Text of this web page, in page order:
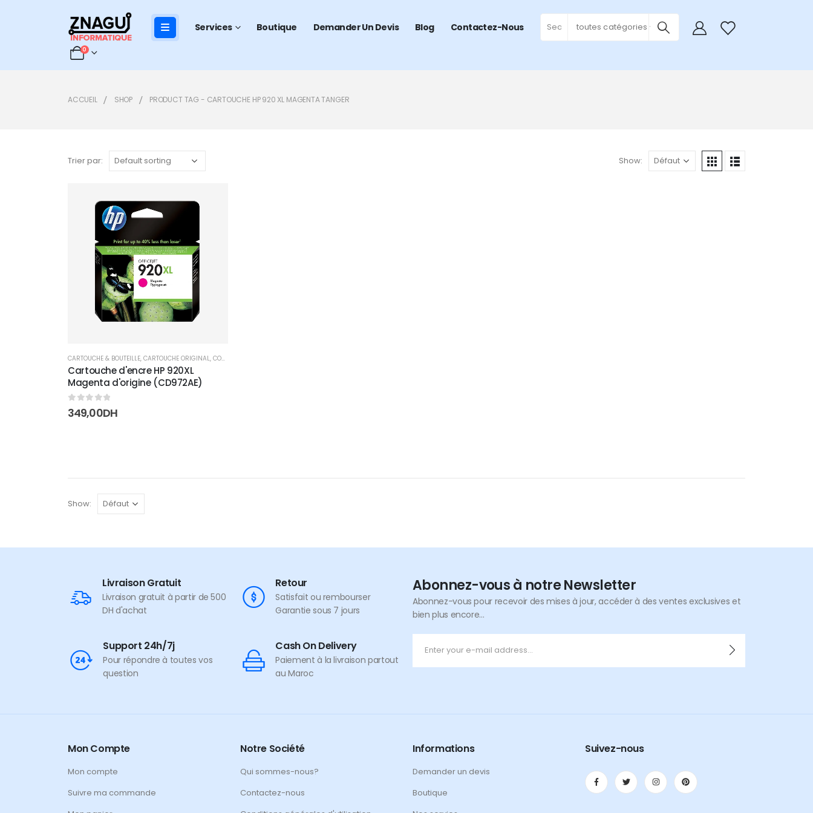
Services Boutique Demander Un Devis Blog Contactez-Nous toutes catégories 0
0
ACCUEIL SHOP PRODUCT TAG - CARTOUCHE HP 920 XL MAGENTA TANGER
Trier par: Show:
wishlist
CARTOUCHE & BOUTEILLE, CARTOUCHE ORIGINAL, CONSOMMABLES
Cartouche d'encre HP 920XL
Magenta d'origine (CD972AE)
0 sur 5
349,00DH
Show:
Livraison Gratuit
Livraison gratuit à partir de 500
DH d'achat
Retour
Satisfait ou rembourser
Garantie sous 7 jours
Support 24h/7j
Pour répondre à toutes vos
question
Cash On Delivery
Paiement à la livraison partout
au Maroc
Abonnez-vous à notre Newsletter
Abonnez-vous pour recevoir des mises à jour, accéder à des ventes exclusives et
bien plus encore...
Mon Compte
Mon compte
Suivre ma commande
Notre Société
Qui sommes-nous?
Contactez-nous
Informations
Demander un devis
Boutique
Suivez-nous